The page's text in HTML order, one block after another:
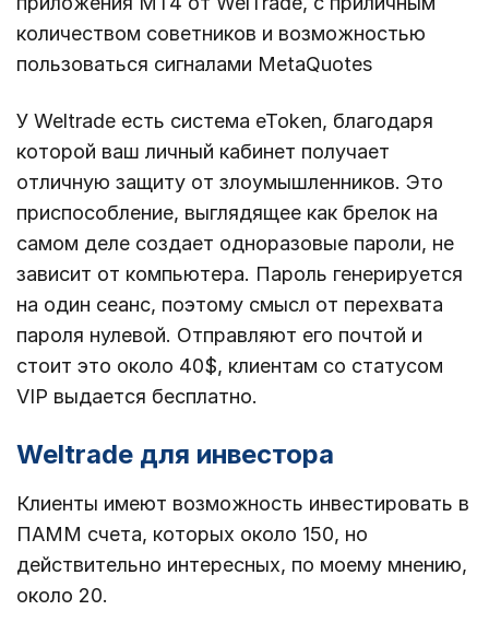
количеством советников и возможностью
пользоваться сигналами MetaQuotes
У Weltrade есть система eToken, благодаря
которой ваш личный кабинет получает
отличную защиту от злоумышленников. Это
приспособление, выглядящее как брелок на
самом деле создает одноразовые пароли, не
зависит от компьютера. Пароль генерируется
на один сеанс, поэтому смысл от перехвата
пароля нулевой. Отправляют его почтой и
стоит это около 40$, клиентам со статусом
VIP выдается бесплатно.
Weltrade для инвестора
Клиенты имеют возможность инвестировать в
ПАММ счета, которых около 150, но
действительно интересных, по моему мнению,
около 20.